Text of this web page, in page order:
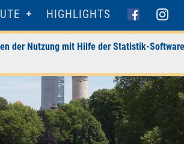
HIGHLIGHTS
der Nutzung mit Hilfe der Statistik-